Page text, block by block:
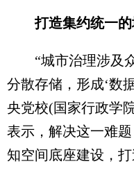
打造集约统一
“城市治理涉及众
分散存储，形成‘数
央党校(国家行政学
表示，解决这一难
知空间底座建设，打